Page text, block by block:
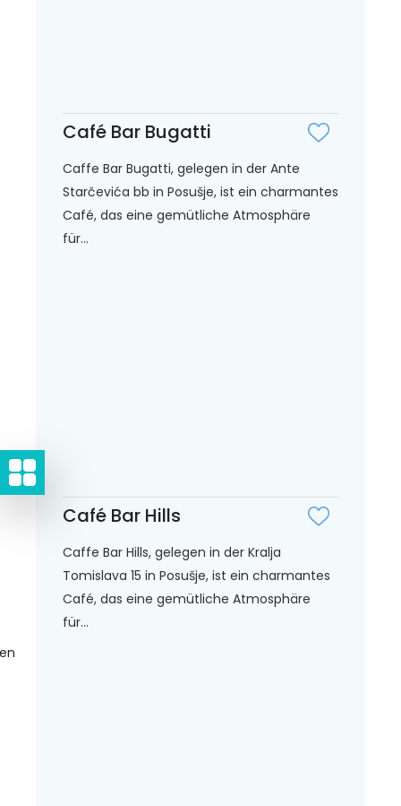
Café Bar Bugatti
Caffe Bar Bugatti, gelegen in der Ante
Starčevića bb in Posušje, ist ein charmantes
Café, das eine gemütliche Atmosphäre
für...
Café Bar Hills
Caffe Bar Hills, gelegen in der Kralja
Tomislava 15 in Posušje, ist ein charmantes
Café, das eine gemütliche Atmosphäre
für...